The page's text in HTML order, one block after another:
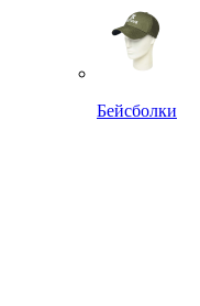
Бейсболки